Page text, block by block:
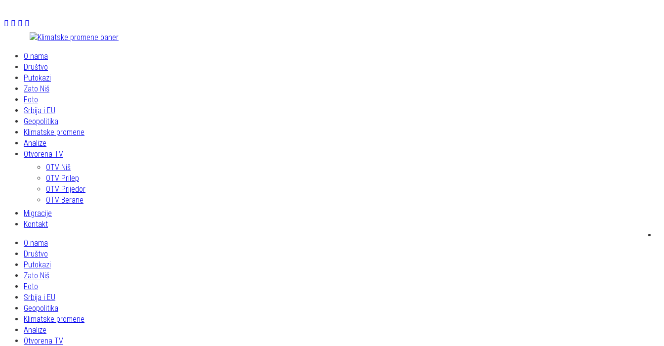
O nama
Društvo
Putokazi
Zato Niš
Foto
Srbija i EU
Geopolitika
Klimatske promene
Analize
Otvorena TV
OTV Niš
OTV Prilep
OTV Prijedor
OTV Berane
Migracije
Kontakt
O nama
Društvo
Putokazi
Zato Niš
Foto
Srbija i EU
Geopolitika
Klimatske promene
Analize
Otvorena TV